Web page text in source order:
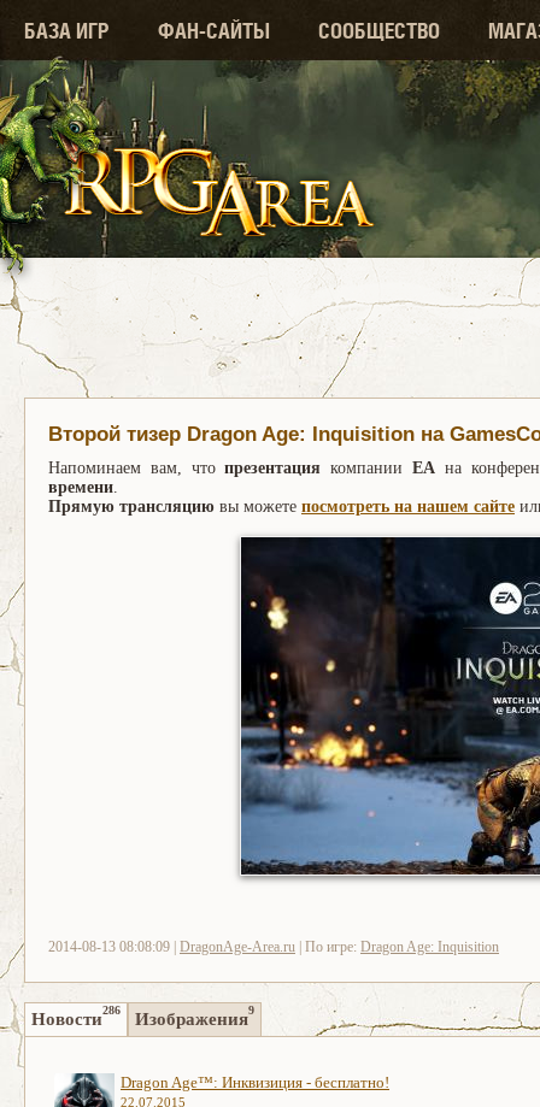
БАЗА ИГР ФАН-САЙТЫ СООБЩЕСТВО
Второй тизер Dragon Age: Inquisition на
Напоминаем вам, чтопрезентация компанииEA на
времени.
Прямую трансляцию вы можете посмотреть на нашем сайте
2014-08-13 08:08:09 | DragonAge-Area.ru | По игре: Dragon Age: Inquisition
Новости286 Изображения9
Dragon Age™: Инквизиция - бесплатно!
22.07.2015